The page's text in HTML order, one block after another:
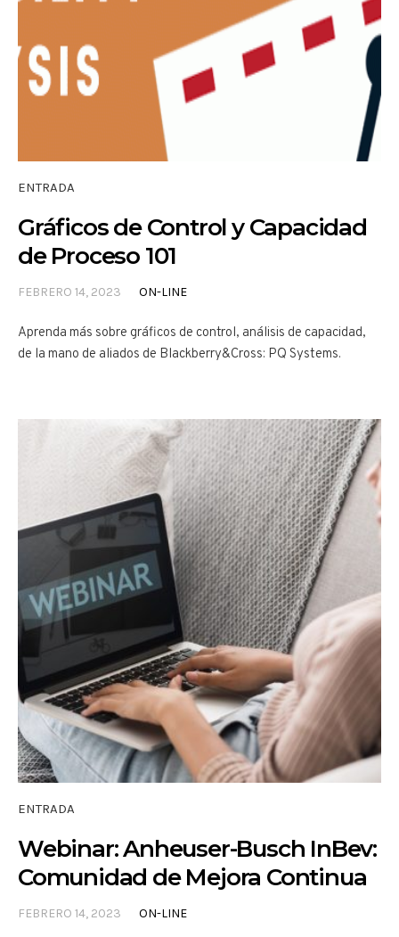
ENTRADA
Gráficos de Control y Capacidad
de Proceso 101
FEBRERO 14, 2023 ON-LINE
Aprenda más sobre gráficos de control, análisis de capacidad,
de la mano de aliados de Blackberry&Cross: PQ Systems.
ENTRADA
Webinar: Anheuser-Busch InBev:
Comunidad de Mejora Continua
FEBRERO 14, 2023 ON-LINE